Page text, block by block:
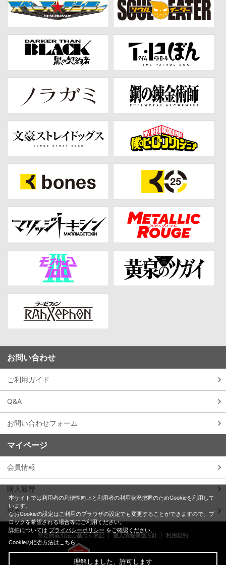
お問い合わせ
ご利用ガイド
Q&A
お問い合わせフォーム
マイページ
会員情報
購入履歴
退会
特定商取引法に基づく表記 個人情報保護方針 利用規約
本サイトでは利用者の利便性向上と利用者の利用状況把握のためCookieを利用して
います。
なおCookieの設定はご利用のブラウザの設定でも変更することができますので、ブ
ロックを希望される場合等にご利用ください。
詳細については プライバシーポリシー をご確認ください。
Cookieの拒否方法はこちら
理解しました、許可します